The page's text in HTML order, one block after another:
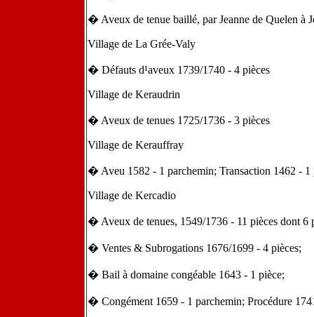
� Aveux de tenue baillé, par Jeanne de Quelen à
Village de La Grée-Valy
� Défauts d¹aveux 1739/1740 - 4 pièces
Village de Keraudrin
� Aveux de tenues 1725/1736 - 3 pièces
Village de Kerauffray
� Aveu 1582 - 1 parchemin; Transaction 1462 - 1
Village de Kercadio
� Aveux de tenues, 1549/1736 - 11 pièces dont 6
� Ventes & Subrogations 1676/1699 - 4 pièces;
� Bail à domaine congéable 1643 - 1 pièce;
� Congément 1659 - 1 parchemin; Procédure